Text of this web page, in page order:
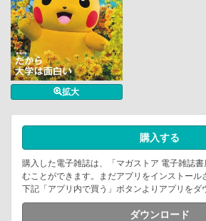
拡大
購入する
購入した電子雑誌は、「マガストア 電子雑誌
むことができます。まだアプリをインストール
下記「アプリ内で買う」ボタンよりアプリをダ
ダウンロード